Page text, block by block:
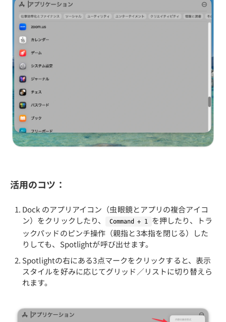
活用のコツ：
Dock のアプリアイコン（虫眼鏡とアプリの複合アイコ
ン）をクリックしたり、
Command + 1
を押したり、トラ
ックパッドのピンチ操作（親指と3本指を閉じる）した
りしても、Spotlightが呼び出せます。
Spotlightの右にある3点マークをクリックすると、表示
スタイルを好みに応じてグリッド／リストに切り替えら
れます。